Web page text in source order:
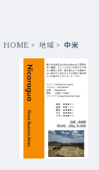
HOME 地域 中米